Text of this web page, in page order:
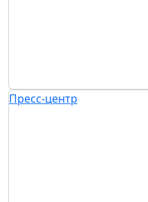
Пресс-центр